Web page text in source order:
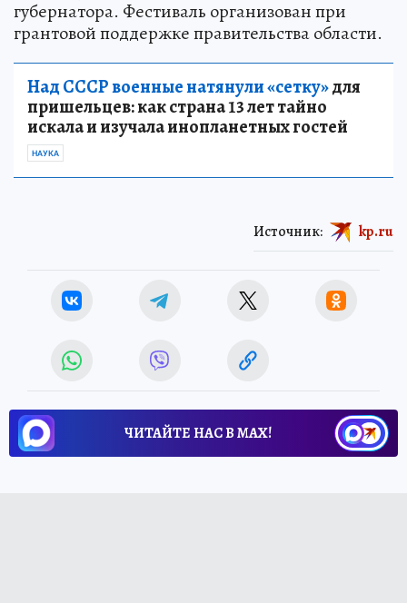
губернатора. Фестиваль организован при
грантовой поддержке правительства области.
Над СССР военные натянули «сетку»для
пришельцев: как страна 13 лет тайно
искала и изучала инопланетных гостей
НАУКА
Источник: kp.ru
ЧИТАЙТЕ НАС В МАХ!